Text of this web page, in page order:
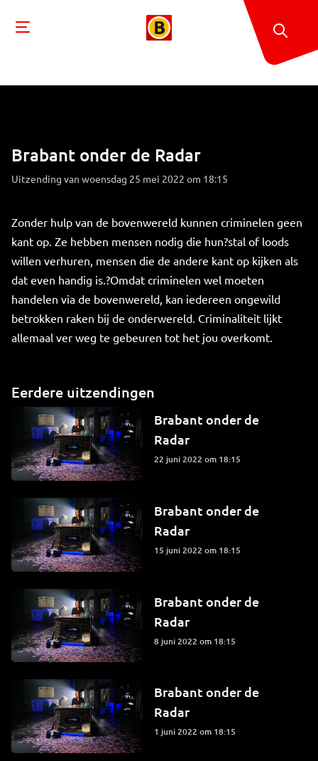
Brabant onder de Radar
Uitzending van woensdag 25 mei 2022 om 18:15
Zonder hulp van de bovenwereld kunnen criminelen geen
kant op. Ze hebben mensen nodig die hun?stal of loods
willen verhuren, mensen die de andere kant op kijken als
dat even handig is.?Omdat criminelen wel moeten
handelen via de bovenwereld, kan iedereen ongewild
betrokken raken bij de onderwereld. Criminaliteit lijkt
allemaal ver weg te gebeuren tot het jou overkomt.
Eerdere uitzendingen
Brabant onder de
Radar
22 juni 2022 om 18:15
Brabant onder de
Radar
15 juni 2022 om 18:15
Brabant onder de
Radar
8 juni 2022 om 18:15
Brabant onder de
Radar
1 juni 2022 om 18:15